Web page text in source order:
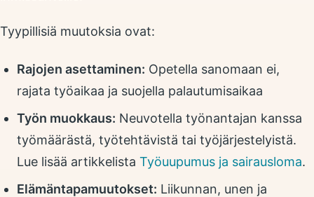
Tyypillisiä muutoksia ovat:
Rajojen asettaminen: Opetella sanomaan ei,
rajata työaikaa ja suojella palautumisaikaa
Työn muokkaus: Neuvotella työnantajan kanssa
työmäärästä, työtehtävistä tai työjärjestelyistä.
Lue lisää artikkelista Työuupumus ja sairausloma.
Elämäntapamuutokset: Liikunnan, unen ja